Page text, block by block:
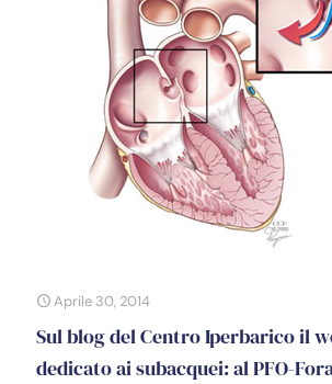
Aprile 30, 2014
Sul blog del Centro Iperbarico il
dedicato ai subacquei: al PFO-